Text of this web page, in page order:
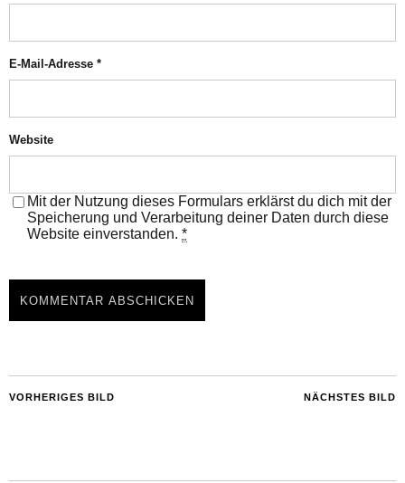
E-Mail-Adresse *
Website
Mit der Nutzung dieses Formulars erklärst du dich mit der
Speicherung und Verarbeitung deiner Daten durch diese
Website einverstanden. *
NÄCHSTES BILD
VORHERIGES BILD